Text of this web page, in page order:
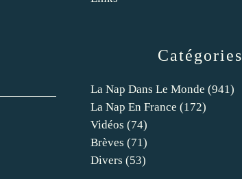
Catégories
La Nap Dans Le Monde (941)
La Nap En France (172)
Vidéos (74)
Brèves (71)
Divers (53)